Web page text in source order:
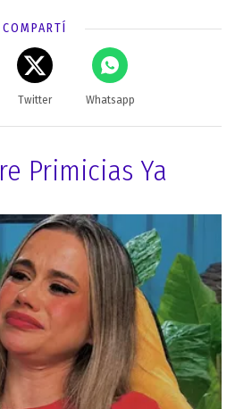
COMPARTÍ
Twitter Whatsapp
Primicias Ya